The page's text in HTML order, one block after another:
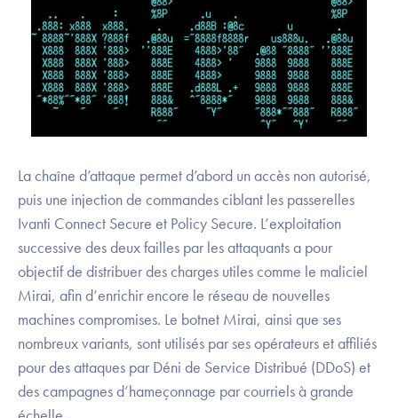
La chaîne d’attaque permet d’abord un accès non autorisé,
puis une injection de commandes ciblant les passerelles
Ivanti Connect Secure et Policy Secure. L’exploitation
successive des deux failles par les attaquants a pour
objectif de distribuer des charges utiles comme le maliciel
Mirai, afin d’enrichir encore le réseau de nouvelles
machines compromises. Le botnet Mirai, ainsi que ses
nombreux variants, sont utilisés par ses opérateurs et affiliés
pour des attaques par Déni de Service Distribué (DDoS) et
des campagnes d’hameçonnage par courriels à grande